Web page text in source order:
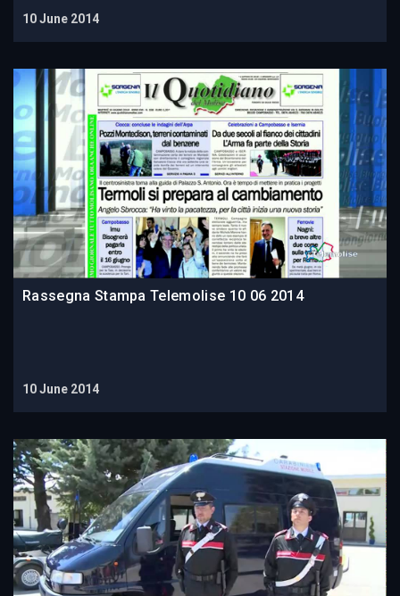
10 June 2014
Rassegna Stampa Telemolise 10 06 2014
10 June 2014